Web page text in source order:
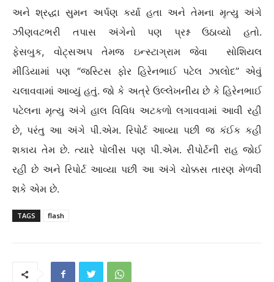
અને શ્રદ્ધા સુમન અર્પણ કર્યા હતા અને તેમના મૃત્યુ અંગે
ઝીણવટભરી તપાસ અંગેનો પણ પ્રશ્ન ઉઠાવ્યો હતો.
ફેસબુક, વોટ્સઅપ તેમજ ઇન્સ્ટાગ્રામ જેવા સોશિયલ
મીડિયામાં પણ “જસ્ટિસ ફોર હિરેનભાઈ પટેલ ઝાલોદ” એવું
ચલાવવામાં આવ્યું હતું. જો કે અત્રે ઉલ્લેખનીય છે કે હિરેનભાઈ
પટેલના મૃત્યુ અંગે હાલ વિવિધ અટકળો લગાવવામાં આવી રહી
છે, પરંતુ આ અંગે પી.એમ. રિપોર્ટ આવ્યા પછી જ કંઈક કહી
શકાય તેમ છે. ત્યારે પોલીસ પણ પી.એમ. રીપોર્ટની રાહ જોઈ
રહી છે અને રિપોર્ટ આવ્યા પછી આ અંગે ચોક્કસ તારણ મેળવી
શકે એમ છે.
TAGS flash